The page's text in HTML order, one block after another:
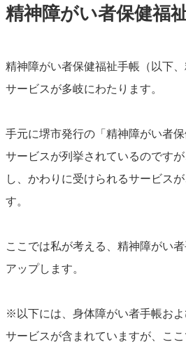
精神障がい者保健福
精神障がい者保健福祉手帳（以下
サービスが多岐にわたります。
手元に堺市発行の「精神障がい者
サービスが列挙されているのです
し、かわりに受けられるサービス
す。
ここでは私が考える、精神障がい
アップします。
※以下には、身体障がい者手帳お
サービスが含まれていますが、こ